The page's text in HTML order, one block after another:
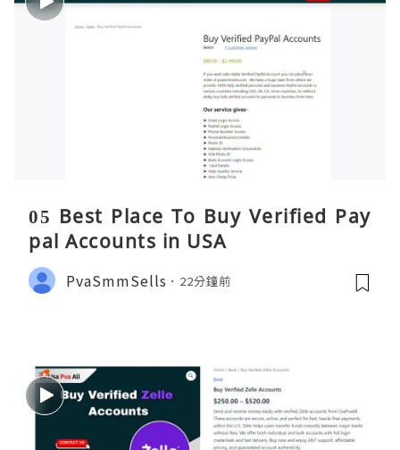
05 Best Place To Buy Verified Pay
pal Accounts in USA
PvaSmmSells 22分鐘前